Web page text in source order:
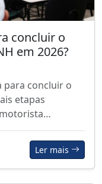
concluir o
em 2026?
para concluir o
etapas
Ler mais